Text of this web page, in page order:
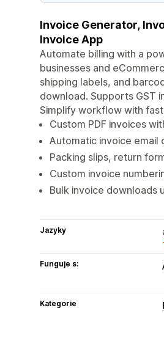
Invoice Generator,
Invoice App
Automate billing with a
businesses and
shipping labels, and
download. Supports GST
Simplify workflow with
Custom PDF invoices
Automatic invoice email
Packing slips, return
Custom invoice
Bulk invoice downloads
Jazyky
Funguje s:
Kategorie